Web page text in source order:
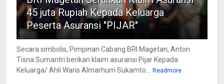
45 juta Rupiah Kepada Keluarga
Peserta Asuransi "PIJAR"
Secara simbolis, Pimpinan Cabang BRI Magetan, Anton
Tisna Sumantri berikan klaim asuransi Pijar Kepada
Keluarga/ Ahli Waris Almarhum Sukamto...
Readmore